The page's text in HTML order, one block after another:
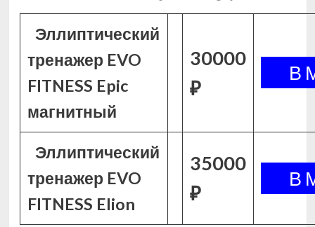
Эллиптический
тренажер EVO
FITNESS Epic
магнитный
30000
₽
Эллиптический
тренажер EVO
FITNESS Elion
35000
₽